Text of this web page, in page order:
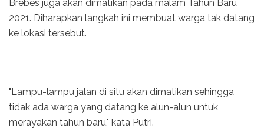
Brebes juga akan dimatikan pada malam Tahun Baru
2021. Diharapkan langkah ini membuat warga tak datang
ke lokasi tersebut.
"Lampu-lampu jalan di situ akan dimatikan sehingga
tidak ada warga yang datang ke alun-alun untuk
merayakan tahun baru," kata Putri.